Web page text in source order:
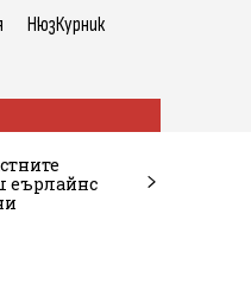
НюзКурник
еърлайнс